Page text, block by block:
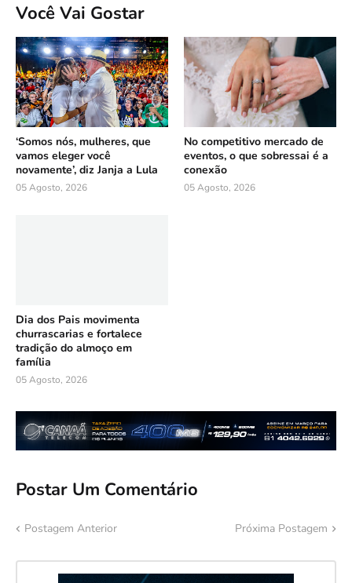
Você Vai Gostar
‘Somos nós, mulheres, que
vamos eleger você
novamente’, diz Janja a Lula
05 Agosto, 2026
No competitivo mercado de
eventos, o que sobressai é a
conexão
05 Agosto, 2026
Dia dos Pais movimenta
churrascarias e fortalece
tradição do almoço em
família
05 Agosto, 2026
Postar Um Comentário
Postagem Anterior Próxima Postagem